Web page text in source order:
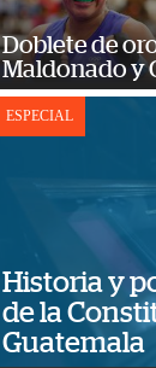
Doblete de
Maldonado y
ESPECIAL
Historia y
de la
Guatemala